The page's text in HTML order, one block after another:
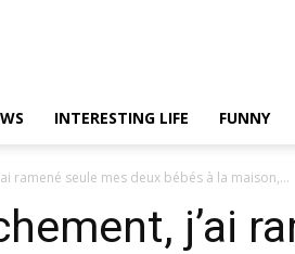
INTERESTING LIFE FUNNY
ramené seule mes deux bébés à la maison,...
j’ai